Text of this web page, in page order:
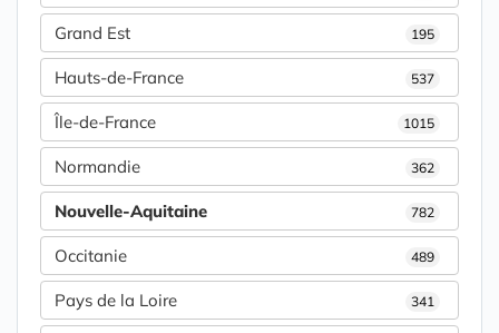
Grand Est 195
Hauts-de-France 537
Île-de-France 1015
Normandie 362
Nouvelle-Aquitaine 782
Occitanie 489
Pays de la Loire 341